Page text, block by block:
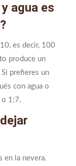
agua es
es decir, 100
produce un
prefieres un
con agua o
o 1:7.
en la nevera.